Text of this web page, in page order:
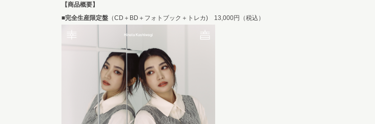
【商品概要】
■完全生産限定盤 （CD＋BD＋フォトブック＋トレカ) 13,000円（税込）